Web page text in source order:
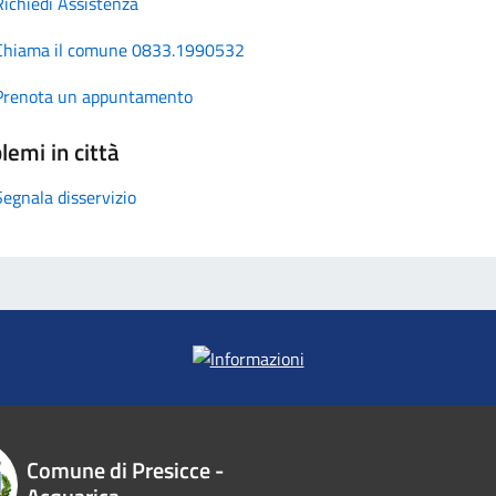
il comune 0833.1990532
un appuntamento
in città
disservizio
Comune di Presicce -